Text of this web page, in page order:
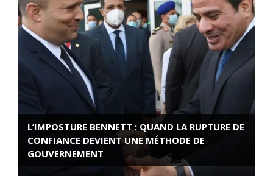
L’IMPOSTURE BENNETT : QUAND LA RUPTURE DE
CONFIANCE DEVIENT UNE MÉTHODE DE
GOUVERNEMENT